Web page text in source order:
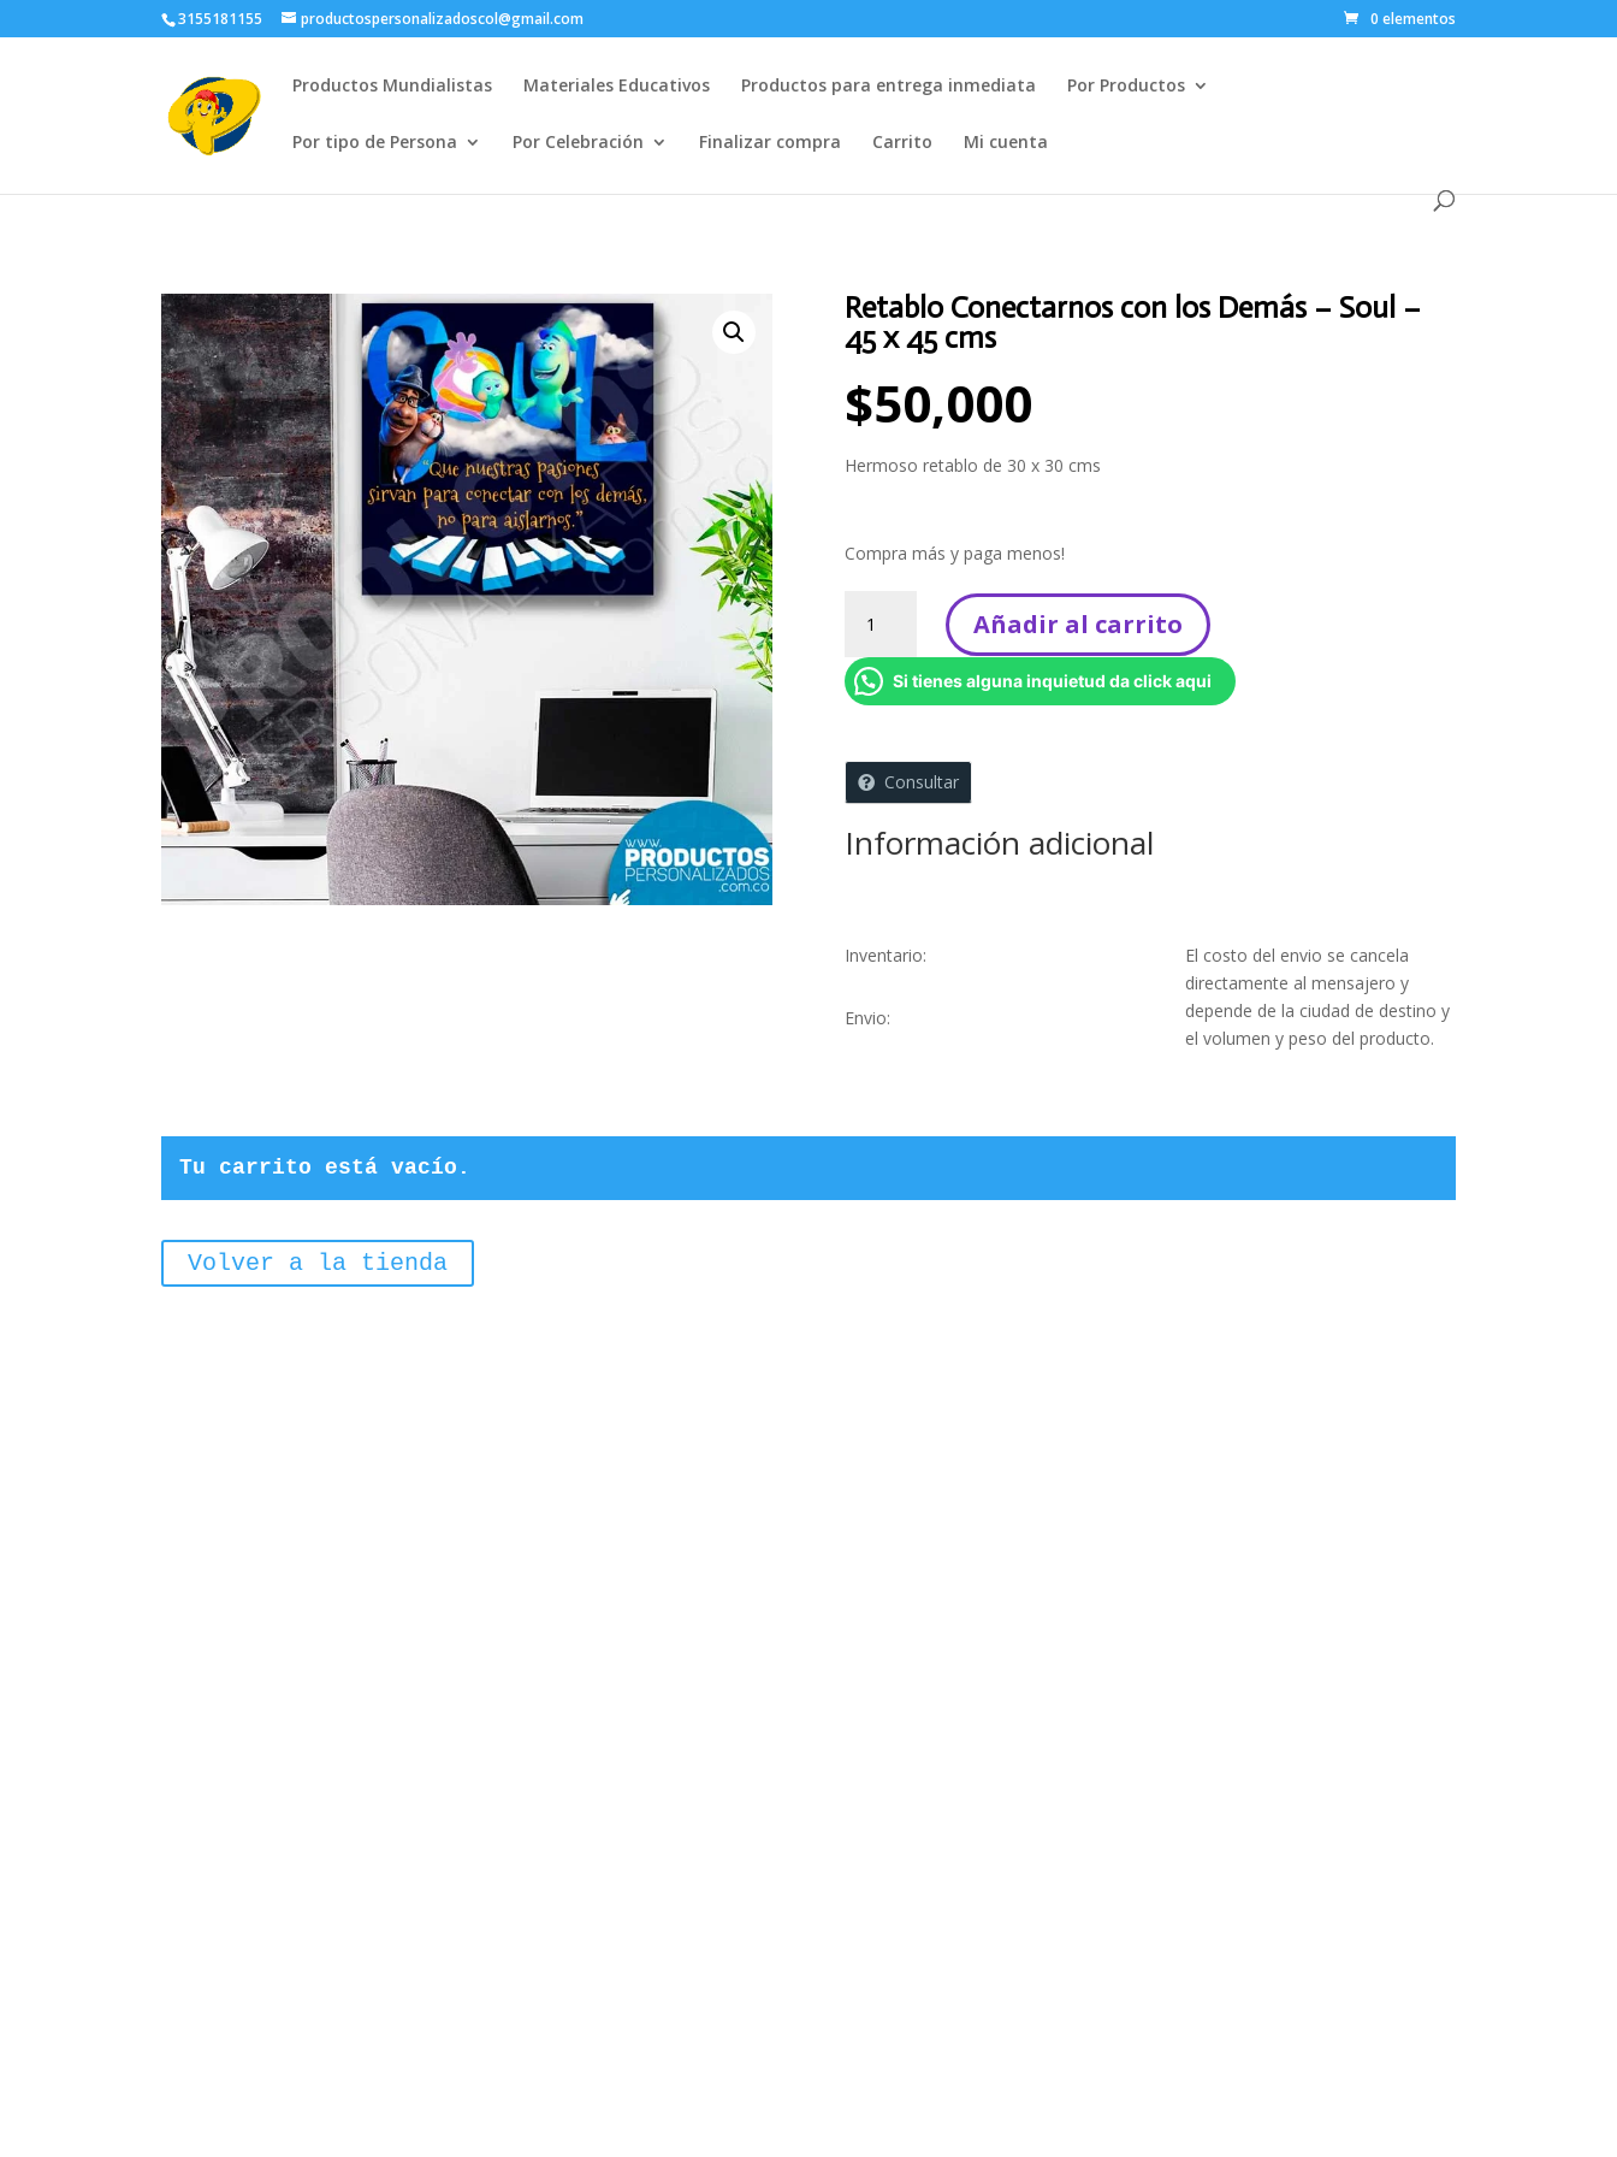
3155181155 productospersonalizadoscol@gmail.com 0 elementos
Productos Mundialistas Materiales Educativos Productos para entrega inmediata Por Productos
Por tipo de Persona Por Celebración Finalizar compra Carrito Mi cuenta
Retablo Conectarnos con los Demás – Soul –
45 x 45 cms
$50,000
Hermoso retablo de 30 x 30 cms
Compra más y paga menos!
Conectarnos
con
los
Soul
-
x
Añadir al carrito
Si tienes alguna inquietud da click aqui
Consultar
Información adicional
Inventario:
Envio:
El costo del envio se cancela
directamente al mensajero y
depende de la ciudad de destino y
el volumen y peso del producto.
Tu carrito está vacío.
Volver a la tienda